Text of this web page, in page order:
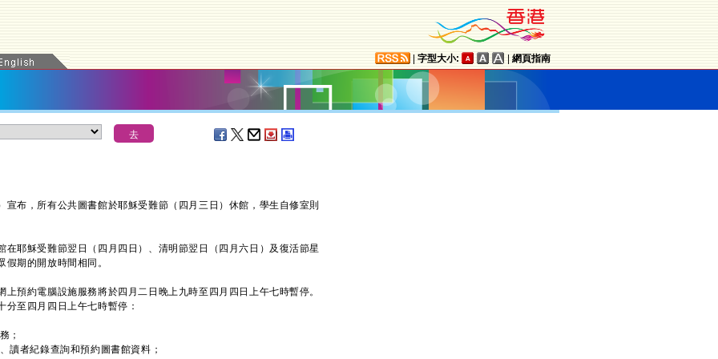
字型大小: 網頁指南
，所有公共圖書館於耶穌受難節（四月三日）休館，學生自修室則
穌受難節翌日（四月四日）、清明節翌日（四月六日）及復活節星
期的開放時間相同。
約電腦設施服務將於四月二日晚上九時至四月四日上午七時暫停。
至四月四日上午七時暫停：
；
讀者紀錄查詢和預約圖書館資料；